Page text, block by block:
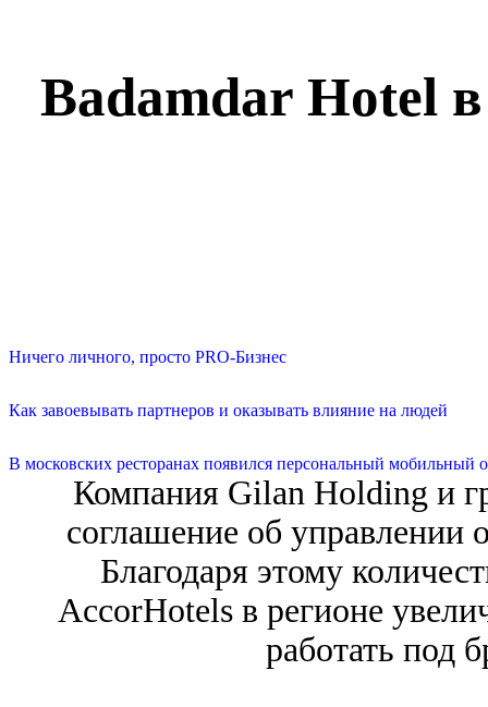
Badamdar Hotel
Ничего личного, просто PRO-Бизнес
Как завоевывать партнеров и оказывать влияние на людей
В московских ресторанах появился персональный мобильный
Компания Gilan Holding и
соглашение об управлении
Благодаря этому
AccorHotels в регионе
работать под